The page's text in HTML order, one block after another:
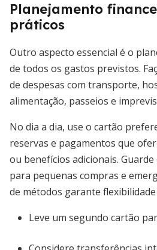
Planejamento
práticos
Outro aspecto essencial é o
de todos os gastos previstos.
de despesas com transporte,
alimentação, passeios e
No dia a dia, use o cartão
reservas e pagamentos que
ou benefícios adicionais.
para pequenas compras e
de métodos garante
Leve um segundo cartão